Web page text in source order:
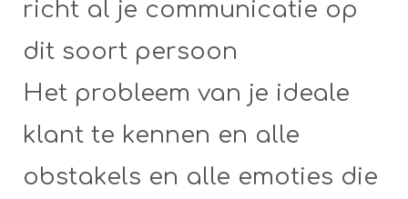
richt al je communicatie op
dit soort persoon
Het probleem van je ideale
klant te kennen en alle
obstakels en alle emoties die